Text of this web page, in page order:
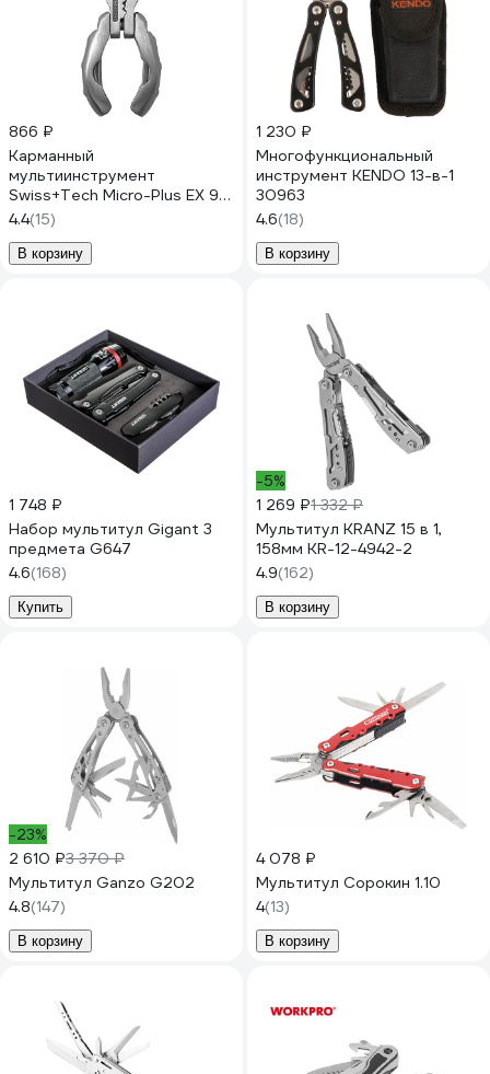
866 ₽
Карманный
мультиинструмент
Swiss+Tech Micro-Plus EX 9-
in-1 ST50016
4.4(15)
В корзину
1 230 ₽
Многофункциональный
инструмент KENDO 13-в-1
30963
4.6(18)
В корзину
1 748 ₽
Набор мультитул Gigant 3
предмета G647
4.6(168)
Купить
-5%
1 269 ₽1 332 ₽
Мультитул KRANZ 15 в 1,
158мм KR-12-4942-2
4.9(162)
В корзину
-23%
2 610 ₽3 370 ₽
Мультитул Ganzo G202
4.8(147)
В корзину
4 078 ₽
Мультитул Сорокин 1.10
4(13)
В корзину